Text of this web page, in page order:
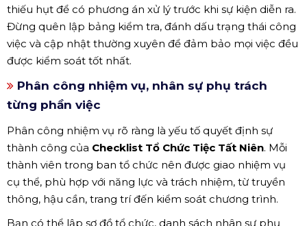
thiếu hụt để có phương án xử lý trước khi sự kiện diễn ra.
Đừng quên lập bảng kiểm tra, đánh dấu trạng thái công
việc và cập nhật thường xuyên để đảm bảo mọi việc đều
được kiểm soát tốt nhất.
Phân công nhiệm vụ, nhân sự phụ trách
từng phần việc
Phân công nhiệm vụ rõ ràng là yếu tố quyết định sự
thành công của Checklist Tổ Chức Tiệc Tất Niên. Mỗi
thành viên trong ban tổ chức nên được giao nhiệm vụ
cụ thể, phù hợp với năng lực và trách nhiệm, từ truyền
thông, hậu cần, trang trí đến kiểm soát chương trình.
Bạn có thể lập sơ đồ tổ chức, danh sách nhân sự phụ